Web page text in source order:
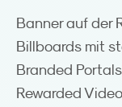
Banner auf der
Billboards mit
Branded
Rewarded